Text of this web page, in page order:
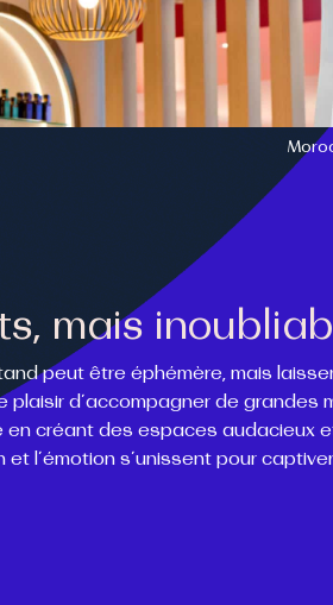
mais
peut être éphémère, mais
plaisir d’accompagner de grandes
créant des espaces audacieux
l’émotion s’unissent pour